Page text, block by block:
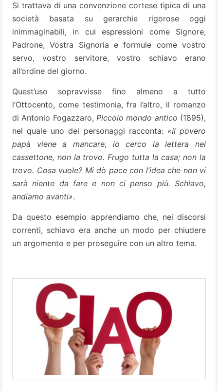
Si trattava di una convenzione cortese tipica di una
società basata su gerarchie rigorose oggi
inimmaginabili, in cui espressioni come Signore,
Padrone, Vostra Signoria e formule come vostro
servo, vostro servitore, vostro schiavo erano
all’ordine del giorno.
Quest’uso sopravvisse fino almeno a tutto
l’Ottocento, come testimonia, fra l’altro, il romanzo
di Antonio Fogazzaro, Piccolo mondo antico (1895),
nel quale uno dei personaggi racconta: «Il povero
papà viene a mancare, io cerco la lettera nel
cassettone, non la trovo. Frugo tutta la casa; non la
trovo. Cosa vuole? Mi dò pace con l’idea che non vi
sarà niente da fare e non ci penso più. Schiavo,
andiamo avanti».
Da questo esempio apprendiamo che, nei discorsi
correnti, schiavo era anche un modo per chiudere
un argomento e per proseguire con un altro tema.